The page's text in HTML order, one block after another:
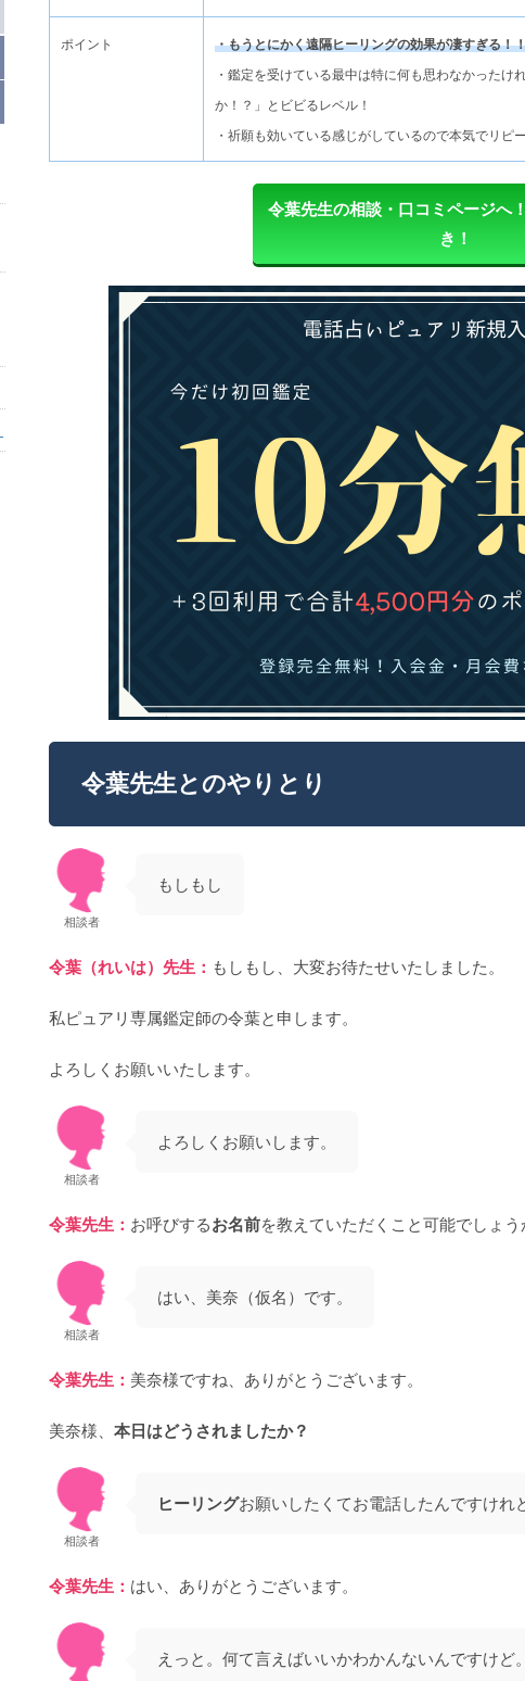
ポイント
・もうとにかく遠隔ヒーリングの効果が凄すぎる！
・鑑定を受けている最中は特に何も思わなかった
か！？」とビビるレベル！
・祈願も効いている感じがしているので本気でリピ
令葉先生の相談・口コミページへ
き！
令葉先生とのやりとり
相談者
もしもし
令葉（れいは）先生： もしもし、大変お待たせいたしました。
私ピュアリ専属鑑定師の令葉と申します。
よろしくお願いいたします。
相談者
よろしくお願いします。
令葉先生： お呼びするお名前を教えていただくこと可能でしょう
相談者
はい、美奈（仮名）です。
令葉先生： 美奈様ですね、ありがとうございます。
美奈様、 本日はどうされましたか？
相談者
ヒーリングお願いしたくてお電話したんですけれ
令葉先生： はい、ありがとうございます。
えっと。何て言えばいいかわかんないんですけど